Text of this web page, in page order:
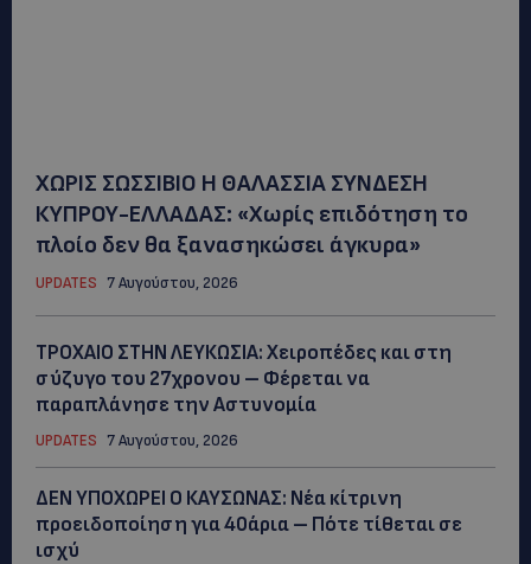
ΧΩΡΙΣ ΣΩΣΣΙΒΙΟ Η ΘΑΛΑΣΣΙΑ ΣΥΝΔΕΣΗ
ΚΥΠΡΟΥ-ΕΛΛΑΔΑΣ: «Χωρίς επιδότηση το
πλοίο δεν θα ξανασηκώσει άγκυρα»
UPDATES 7 Αυγούστου, 2026
ΤΡΟΧΑΙΟ ΣΤΗΝ ΛΕΥΚΩΣΙΑ: Χειροπέδες και στη
σύζυγο του 27χρονου – Φέρεται να
παραπλάνησε την Αστυνομία
UPDATES 7 Αυγούστου, 2026
ΔΕΝ ΥΠΟΧΩΡΕΙ Ο ΚΑΥΣΩΝΑΣ: Νέα κίτρινη
προειδοποίηση για 40άρια – Πότε τίθεται σε
ισχύ